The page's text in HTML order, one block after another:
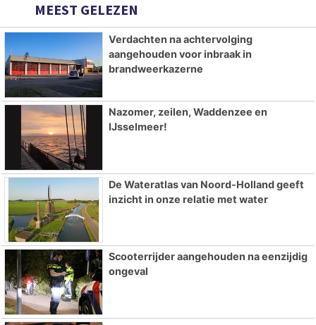
MEEST GELEZEN
Verdachten na achtervolging
aangehouden voor inbraak in
brandweerkazerne
Nazomer, zeilen, Waddenzee en
IJsselmeer!
De Wateratlas van Noord-Holland geeft
inzicht in onze relatie met water
Scooterrijder aangehouden na eenzijdig
ongeval